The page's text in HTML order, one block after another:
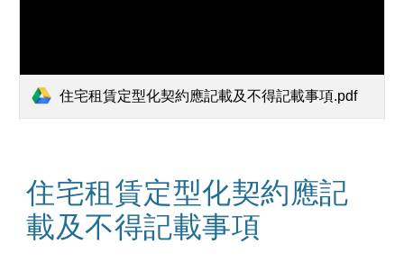
住宅租賃定型化契約應記載及不得記載事項.pdf
住宅租賃定型化契約應記
載及不得記載事項